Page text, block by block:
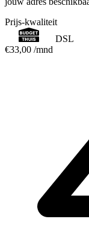
Prijs-kwaliteit
DSL
€33,00 /mnd